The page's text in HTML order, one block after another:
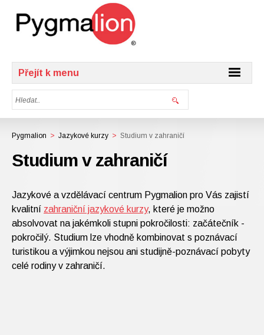
Přejít k menu
Pygmalion > Jazykové kurzy > Studium v zahraničí
Studium v zahraničí
Jazykové a vzdělávací centrum Pygmalion pro Vás zajistí
kvalitní zahraniční jazykové kurzy, které je možno
absolvovat na jakémkoli stupni pokročilosti: začátečník -
pokročilý. Studium lze vhodně kombinovat s poznávací
turistikou a výjimkou nejsou ani studijně-poznávací pobyty
celé rodiny v zahraničí.